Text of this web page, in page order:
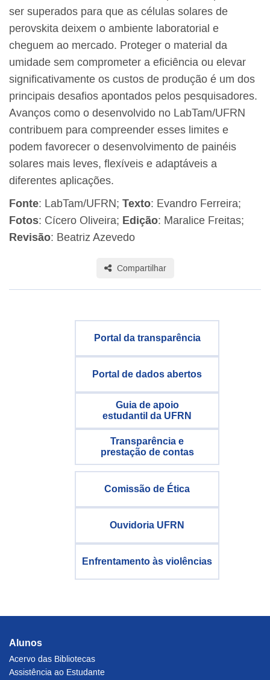
ser superados para que as células solares de
perovskita deixem o ambiente laboratorial e
cheguem ao mercado. Proteger o material da
umidade sem comprometer a eficiência ou elevar
significativamente os custos de produção é um dos
principais desafios apontados pelos pesquisadores.
Avanços como o desenvolvido no LabTam/UFRN
contribuem para compreender esses limites e
podem favorecer o desenvolvimento de painéis
solares mais leves, flexíveis e adaptáveis a
diferentes aplicações.
Fonte: LabTam/UFRN; Texto: Evandro Ferreira;
Fotos: Cícero Oliveira; Edição: Maralice Freitas;
Revisão: Beatriz Azevedo
Compartilhar
Portal da transparência
Portal de dados abertos
Guia de apoio
estudantil da UFRN
Transparência e
prestação de contas
Comissão de Ética
Ouvidoria UFRN
Enfrentamento às violências
Alunos
Acervo das Bibliotecas
Assistência ao Estudante